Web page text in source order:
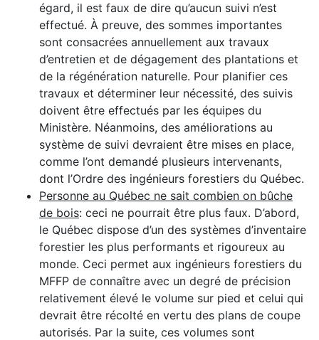
égard, il est faux de dire qu’aucun suivi n’est
effectué. À preuve, des sommes importantes
sont consacrées annuellement aux travaux
d’entretien et de dégagement des plantations et
de la régénération naturelle. Pour planifier ces
travaux et déterminer leur nécessité, des suivis
doivent être effectués par les équipes du
Ministère. Néanmoins, des améliorations au
système de suivi devraient être mises en place,
comme l’ont demandé plusieurs intervenants,
dont l’Ordre des ingénieurs forestiers du Québec.
Personne au Québec ne sait combien on bûche
de bois: ceci ne pourrait être plus faux. D’abord,
le Québec dispose d’un des systèmes d’inventaire
forestier les plus performants et rigoureux au
monde. Ceci permet aux ingénieurs forestiers du
MFFP de connaître avec un degré de précision
relativement élevé le volume sur pied et celui qui
devrait être récolté en vertu des plans de coupe
autorisés. Par la suite, ces volumes sont